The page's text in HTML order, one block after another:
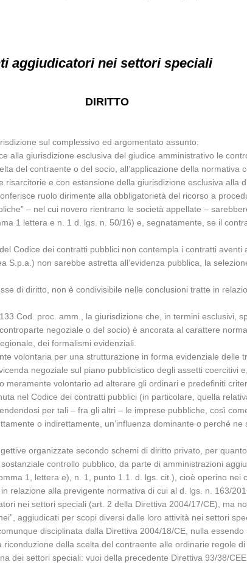
aggiudicatori nei settori speciali
DIRITTO
sul complessivo ed argomentato assunto:
alla giurisdizione esclusiva del giudice amministrativo le
del contraente o del socio, all’applicazione della
e con estensione della giurisdizione esclusiva alla
ruolo dirimente alla obbligatorietà del ricorso a
– nel cui novero rientrano le società appellate –
1 lettera e n. 1 d. lgs. n. 50/16) e, segnatamente, se il
Codice dei contratti pubblici non contempla i contratti
S.p.a.) non sarebbe astretta all’evidenza pubblica, la
di diritto, non è condivisibile nelle conclusioni tratte in
Cod. proc. amm., la giurisdizione che, in termini esclusivi,
negoziale o del socio) è ancorata al carattere
dei formalismi evidenziali.
volontaria per una strutturazione in forma evidenziale
negoziale sul piano pubblicistico degli assetti coercitivi
volontario ad alterare gli ordinari e predefiniti
nel Codice dei contratti pubblici (in particolare, quella
per tali – fra gli altri – le imprese pubbliche, così
o indirettamente, un’influenza dominante o perché
organizzate secondo schemi di diritto privato, per
controllo pubblico, da parte di amministrazioni
1, lettera e), n. 1, punto 1.1. d. lgs. cit.), cioè operino nei
relazione alla previgente normativa di cui al d. lgs. n. 163/
nei settori speciali (art. 2 della Direttiva 2004/17/CE), ma
aggiudicati per scopi diversi dalle loro attività nei settori
disciplinata dalla Direttiva 2004/18/CE, nulla
della scelta del contraente alle ordinarie regole
dei settori speciali: vuoi della precedente Direttiva 93/38/